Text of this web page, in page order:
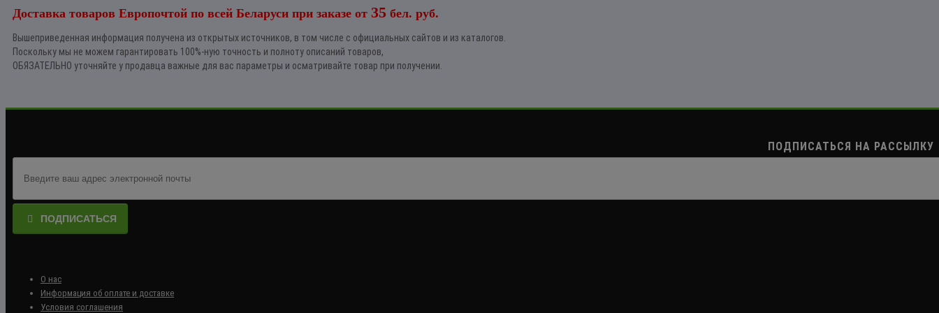
Доставка товаров Европочтой по всей Беларуси при заказе от 35 бел. руб.
Вышеприведенная информация получена из открытых источников, в том числе с официальных сайтов и из каталогов.
Поскольку мы не можем гарантировать 100%-ную точность и полноту описаний товаров,
ОБЯЗАТЕЛЬНО уточняйте у продавца важные для вас параметры и осматривайте товар при получении.
ПОДПИСАТЬСЯ НА РАССЫЛКУ
ПОДПИСАТЬСЯ
О нас
Информация об оплате и доставке
Условия соглашения